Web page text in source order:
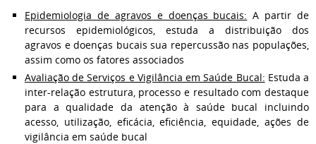
Epidemiologia de agravos e doenças bucais: A partir de
recursos epidemiológicos, estuda a distribuição dos
agravos e doenças bucais sua repercussão nas populações,
assim como os fatores associados
Avaliação de Serviços e Vigilância em Saúde Bucal: Estuda a
inter-relação estrutura, processo e resultado com destaque
para a qualidade da atenção à saúde bucal incluindo
acesso, utilização, eficácia, eficiência, equidade, ações de
vigilância em saúde bucal